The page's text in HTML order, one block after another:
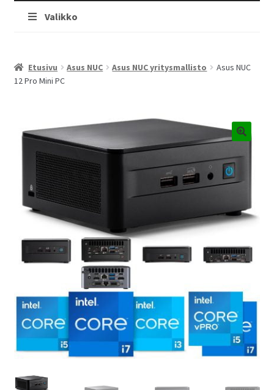
Valikko
Etusivu Asus NUC Asus NUC yritysmallisto
Asus NUC
12 Pro Mini PC